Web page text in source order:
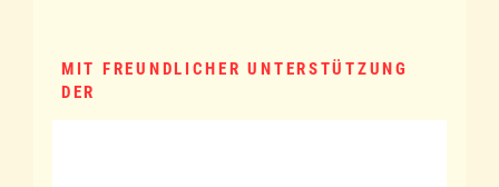
MIT FREUNDLICHER UNTERSTÜTZUNG
DER